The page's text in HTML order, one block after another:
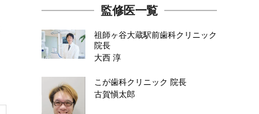
監修医一覧
祖師ヶ谷大蔵駅前歯科クリニック
院長
大西 淳
こが歯科クリニック 院長
古賀愼太郎